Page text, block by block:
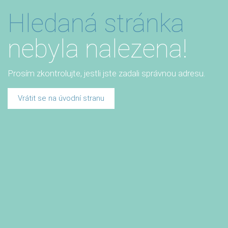
Hledaná stránka
nebyla nalezena!
Prosím zkontrolujte, jestli jste zadali správnou adresu.
Vrátit se na úvodní stranu